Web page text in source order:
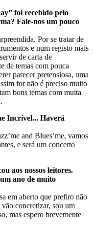
foi recebido pelo
Fale-nos um pouco
Por se tratar de
e num registo mais
de carta de
de temas com pouca
parecer pretensiosa, uma
for não é preciso muito
bons temas com muita
Incrível... Haverá
and Blues’me, vamos
e será um concerto
aos nossos leitores.
ano de muito
em aberto que prefiro não
vão concretizar, sou um
mas espero brevemente